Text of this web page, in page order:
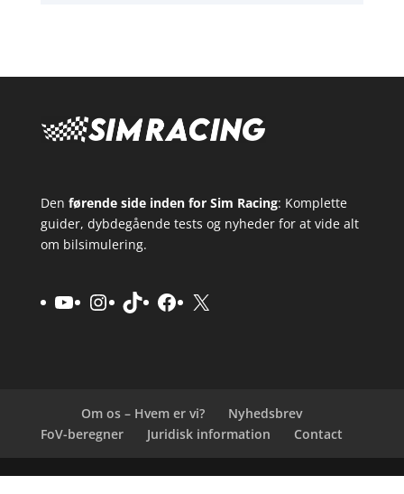
Den førende side inden for Sim Racing: Komplette
guider, dybdegående tests og nyheder for at vide alt
om bilsimulering.
YouTube
Instagram
TikTokFacebook
X
Om os – Hvem er vi?
Nyhedsbrev
FoV-beregner
Juridisk information Contact